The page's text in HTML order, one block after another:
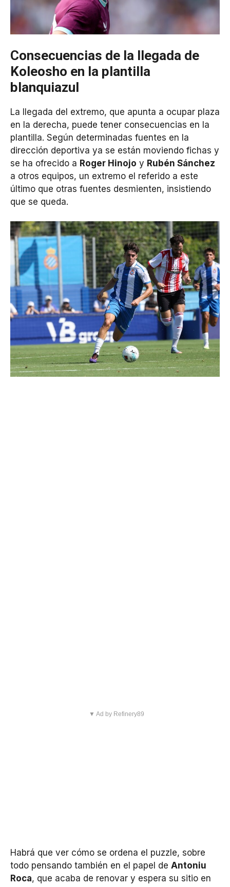
Consecuencias de la llegada de
Koleosho en la plantilla
blanquiazul
La llegada del extremo, que apunta a ocupar plaza
en la derecha, puede tener consecuencias en la
plantilla. Según determinadas fuentes en la
dirección deportiva ya se están moviendo fichas y
se ha ofrecido a Roger Hinojo y Rubén Sánchez
a otros equipos, un extremo el referido a este
último que otras fuentes desmienten, insistiendo
que se queda.
▼ Ad by Refinery89
Habrá que ver cómo se ordena el puzzle, sobre
todo pensando también en el papel de Antoniu
Roca, que acaba de renovar y espera su sitio en